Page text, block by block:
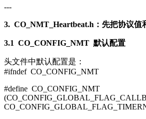
---
3. CO_NMT_Heartbeat.h ：先把协议
3.1 CO_CONFIG_NMT 默认配置
头文件中默认配置是：
#ifndefCO_CONFIG_NMT
#define CO_CONFIG_NMT